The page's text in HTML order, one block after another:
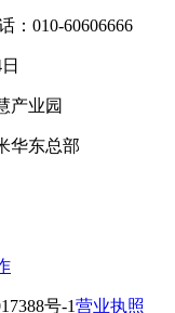
：010-60606666
产业园
华东总部
号-1营业执照